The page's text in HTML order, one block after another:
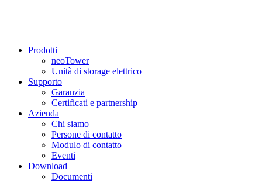
Prodotti
neoTower
Unità di storage elettrico
Supporto
Garanzia
Certificati e partnership
Azienda
Chi siamo
Persone di contatto
Modulo di contatto
Eventi
Download
Documenti